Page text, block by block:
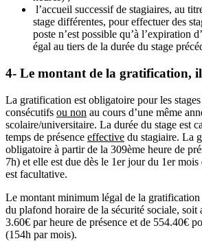
l’accueil successif de stagiaires, au
stage différentes, pour effectuer des
poste n’est possible qu’à l’expiration
égal au tiers de la durée du stage
4- Le montant de la gratification,
La gratification est obligatoire pour les
consécutifs ou non au cours d’une même
scolaire/universitaire. La durée du stage est
temps de présence effective du stagiaire. La
obligatoire à partir de la 309ème heure de
7h) et elle est due dès le 1er jour du 1er mois
est facultative.
Le montant minimum légal de la
du plafond horaire de la sécurité sociale, soit
3.60€ par heure de présence et de 554.40€
(154h par mois).